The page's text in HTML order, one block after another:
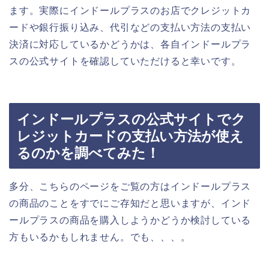
ます。実際にインドールプラスのお店でクレジットカ
ードや銀行振り込み、代引などの支払い方法の支払い
決済に対応しているかどうかは、各自インドールプラ
スの公式サイトを確認していただけると幸いです。
インドールプラスの公式サイトでク
レジットカードの支払い方法が使え
るのかを調べてみた！
多分、こちらのページをご覧の方はインドールプラス
の商品のことをすでにご存知だと思いますが、インド
ールプラスの商品を購入しようかどうか検討している
方もいるかもしれません。でも、、、。